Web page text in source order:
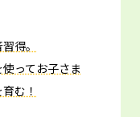
得。
ってお子さま
む！